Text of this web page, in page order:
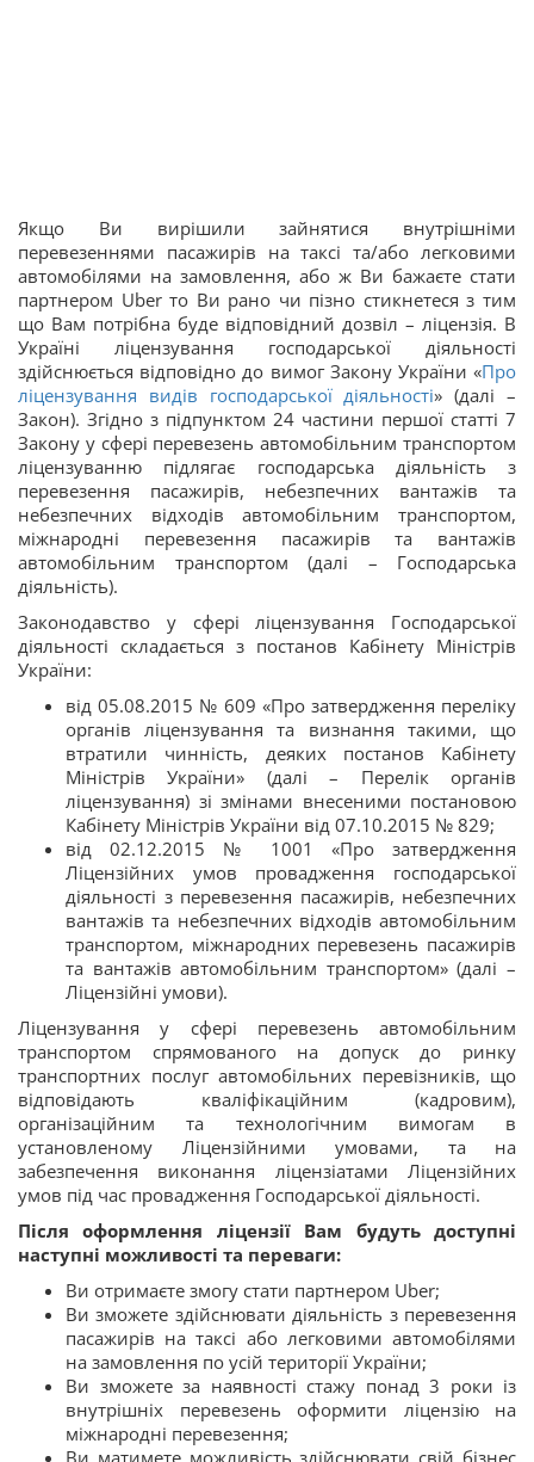
Якщо Ви вирішили зайнятися внутрішніми
перевезеннями пасажирів на таксі та/або легковими
автомобілями на замовлення, або ж Ви бажаєте стати
партнером Uber то Ви рано чи пізно стикнетеся з тим
що Вам потрібна буде відповідний дозвіл – ліцензія. В
Україні ліцензування господарської діяльності
здійснюється відповідно до вимог Закону України «Про
ліцензування видів господарської діяльності» (далі –
Закон). Згідно з підпунктом 24 частини першої статті 7
Закону у сфері перевезень автомобільним транспортом
ліцензуванню підлягає господарська діяльність з
перевезення пасажирів, небезпечних вантажів та
небезпечних відходів автомобільним транспортом,
міжнародні перевезення пасажирів та вантажів
автомобільним транспортом (далі – Господарська
діяльність).
Законодавство у сфері ліцензування Господарської
діяльності складається з постанов Кабінету Міністрів
України:
від 05.08.2015 № 609 «Про затвердження переліку
органів ліцензування та визнання такими, що
втратили чинність, деяких постанов Кабінету
Міністрів України» (далі – Перелік органів
ліцензування) зі змінами внесеними постановою
Кабінету Міністрів України від 07.10.2015 № 829;
від 02.12.2015 № 1001 «Про затвердження
Ліцензійних умов провадження господарської
діяльності з перевезення пасажирів, небезпечних
вантажів та небезпечних відходів автомобільним
транспортом, міжнародних перевезень пасажирів
та вантажів автомобільним транспортом» (далі –
Ліцензійні умови).
Ліцензування у сфері перевезень автомобільним
транспортом спрямованого на допуск до ринку
транспортних послуг автомобільних перевізників, що
відповідають кваліфікаційним (кадровим),
організаційним та технологічним вимогам в
установленому Ліцензійними умовами, та на
забезпечення виконання ліцензіатами Ліцензійних
умов під час провадження Господарської діяльності.
Після
оформлення ліцензії Вам будуть доступні
наступні можливості та переваги:
Ви отримаєте змогу стати партнером Uber;
Ви зможете здійснювати діяльність з перевезення
пасажирів на таксі або легковими автомобілями
на замовлення по усій території України;
Ви зможете за наявності стажу понад 3 роки із
внутрішніх перевезень оформити ліцензію на
міжнародні перевезення;
Ви матимете можливість здійснювати свій бізнес